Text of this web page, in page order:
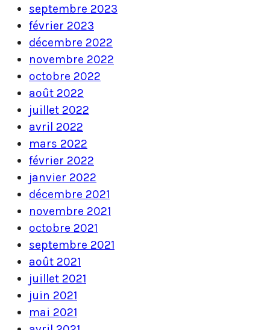
septembre 2023
février 2023
décembre 2022
novembre 2022
octobre 2022
août 2022
juillet 2022
avril 2022
mars 2022
février 2022
janvier 2022
décembre 2021
novembre 2021
octobre 2021
septembre 2021
août 2021
juillet 2021
juin 2021
mai 2021